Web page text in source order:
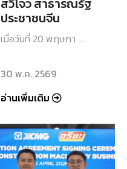
ประชาชนจีน
30 พ.ค. 2569
เมื่อวันที่ 20 พฤษภา …
อ่านเพิ่มเติม